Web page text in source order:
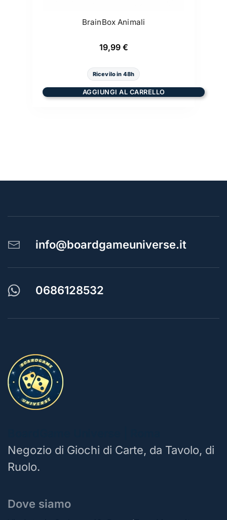
BrainBox Animali
19,99 €
Ricevilo in 48h
AGGIUNGI AL CARRELLO
info@boardgameuniverse.it
0686128532
Negozio di Giochi di Carte, da Tavolo, di
Ruolo.
Dove siamo